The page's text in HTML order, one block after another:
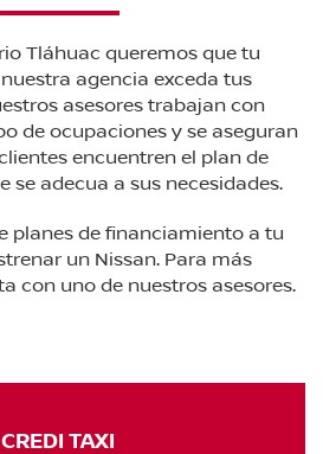
Tláhuac queremos que tu
agencia exceda tus
asesores trabajan con
de ocupaciones y se aseguran
encuentren el plan de
se adecua a sus necesidades.
planes de financiamiento a tu
un Nissan. Para más
con uno de nuestros asesores.
CREDI TAXI